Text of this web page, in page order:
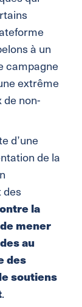
à un
campagne
extrême
de non-
d’une
de la
la
mener
au
des
soutiens
.